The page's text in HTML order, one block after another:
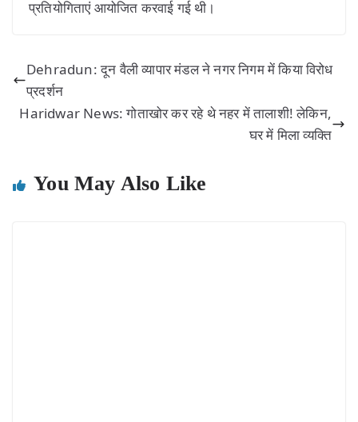
प्रतियोगिताएं आयोजित करवाई गई थी।
Dehradun: दून वैली व्यापार मंडल ने नगर निगम में किया विरोध
प्रदर्शन
Haridwar News: गोताखोर कर रहे थे नहर में तालाशी! लेकिन,
घर में मिला व्यक्ति
You May Also Like